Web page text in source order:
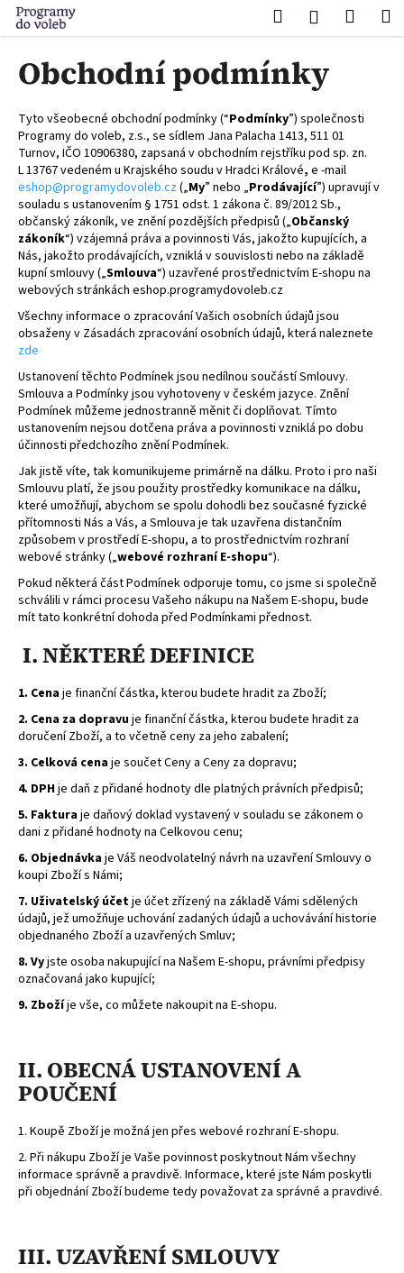
Přejít
obsah
HledatPřihlášení
Obchodní podmínky
Tyto všeobecné obchodní podmínky (“Podmínky”) společnosti
Programy do voleb, z.s., se sídlem Jana Palacha 1413, 511 01
Turnov, IČO 10906380, zapsaná v obchodním rejstříku pod sp. zn.
L13767vedeném u Krajského soudu v Hradci Králové, e -mail
eshop@programydovoleb.cz(„My” nebo „Prodávající”) upravují v
souladu s ustanovením § 1751 odst. 1 zákona č. 89/2012 Sb.,
občanský zákoník, ve znění pozdějších předpisů („Občanský
zákoník“) vzájemná práva a povinnosti Vás, jakožto kupujících, a
Nás, jakožto prodávajících, vzniklá v souvislosti nebo na základě
kupní smlouvy („Smlouva“) uzavřené prostřednictvím E-shopu na
webových stránkách eshop.programydovoleb.cz
Všechny informace o zpracování Vašich osobních údajů jsou
obsaženy v Zásadách zpracování osobních údajů, která naleznete
zde
Ustanovení těchto Podmínek jsou nedílnou součástí Smlouvy.
Smlouva a Podmínky jsou vyhotoveny v českém jazyce. Znění
Podmínek můžeme jednostranně měnit či doplňovat. Tímto
ustanovením nejsou dotčena práva a povinnosti vzniklá po dobu
účinnosti předchozího znění Podmínek.
Jak jistě víte, tak komunikujeme primárně na dálku. Proto i pro naši
Smlouvu platí, že jsou použity prostředky komunikace na dálku,
které umožňují, abychom se spolu dohodli bez současné fyzické
přítomnosti Nás a Vás, a Smlouva je tak uzavřena distančním
způsobem v prostředí E-shopu, a to prostřednictvím rozhraní
webové stránky („webové rozhraní E-shopu“).
Pokud některá část Podmínek odporuje tomu, co jsme si společně
schválili v rámci procesu Vašeho nákupu na Našem E-shopu, bude
mít tato konkrétní dohoda před Podmínkami přednost.
I. NĚKTERÉ DEFINICE
1. Cenaje finanční částka, kterou budete hradit za Zboží;
2. Cena za dopravuje finanční částka, kterou budete hradit za
doručení Zboží, a to včetně ceny za jeho zabalení;
3. Celková cenaje součet Ceny a Ceny za dopravu;
4. DPHje daň z přidané hodnoty dle platných právních předpisů;
5. Fakturaje daňový doklad vystavený v souladu se zákonem o
dani z přidané hodnoty na Celkovou cenu;
6. Objednávkaje Váš neodvolatelný návrh na uzavření Smlouvy o
koupi Zboží s Námi;
7. Uživatelský účetje účet zřízený na základě Vámi sdělených
údajů, jež umožňuje uchování zadaných údajů a uchovávání historie
objednaného Zboží a uzavřených Smluv;
8. Vyjste osoba nakupující na Našem E-shopu, právními předpisy
označovaná jako kupující;
9. Zbožíje vše, co můžete nakoupit na E-shopu.
II. OBECNÁ USTANOVENÍ A
POUČENÍ
1. Koupě Zboží je možná jen přes webové rozhraní E-shopu.
2. Při nákupu Zboží je Vaše povinnost poskytnout Nám všechny
informace správně a pravdivě. Informace, které jste Nám poskytli
při objednání Zboží budeme tedy považovat za správné a pravdivé.
III. UZAVŘENÍ SMLOUVY
o
o
p
o
t
ř
e
b
u
j
e
t
e
n
a
j
í
t
?
HLEDAT